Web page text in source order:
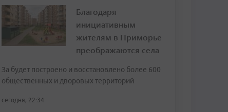
Благодаря
инициативным
жителям в Приморье
преображаются села
За будет построено и восстановлено более 600
общественных и дворовых территорий
сегодня, 22:34